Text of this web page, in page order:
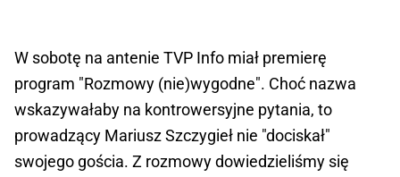
W sobotę na antenie TVP Info miał premierę
program "Rozmowy (nie)wygodne". Choć nazwa
wskazywałaby na kontrowersyjne pytania, to
prowadzący Mariusz Szczygieł nie "dociskał"
swojego gościa. Z rozmowy dowiedzieliśmy się